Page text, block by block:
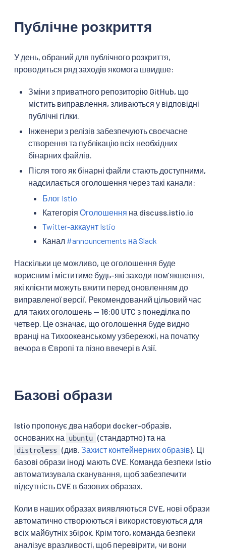
Публічне розкриття
У день, обраний для публічного розкриття,
проводиться ряд заходів якомога швидше:
Зміни з приватного репозиторію GitHub, що
містить виправлення, зливаються у відповідні
публічні гілки.
Інженери з релізів забезпечують своєчасне
створення та публікацію всіх необхідних
бінарних файлів.
Після того як бінарні файли стають доступними,
надсилається оголошення через такі канали:
Блог Istio
Категорія Оголошення на discuss.istio.io
Twitter-аккаунт Istio
Канал #announcements на Slack
Наскільки це можливо, це оголошення буде
корисним і міститиме будь-які заходи помʼякшення,
які клієнти можуть вжити перед оновленням до
виправленої версії. Рекомендований цільовий час
для таких оголошень — 16:00 UTC з понеділка по
четвер. Це означає, що оголошення буде видно
вранці на Тихоокеанському узбережжі, на початку
вечора в Європі та пізно ввечері в Азії.
Базові образи
Istio пропонує два набори docker-образів,
основаних на
ubuntu (стандартно) та на
distroless (див. Захист контейнерних образів). Ці
базові образи іноді мають CVE. Команда безпеки Istio
автоматизувала сканування, щоб забезпечити
відсутність CVE в базових образах.
Коли в наших образах виявляються CVE, нові образи
автоматично створюються і використовуються для
всіх майбутніх збірок. Крім того, команда безпеки
аналізує вразливості, щоб перевірити, чи вони